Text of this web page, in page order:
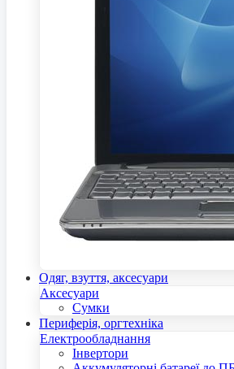
Одяг, взуття, аксесуари
Аксесуари
Сумки
Периферія, оргтехніка
Електрообладнання
Інвертори